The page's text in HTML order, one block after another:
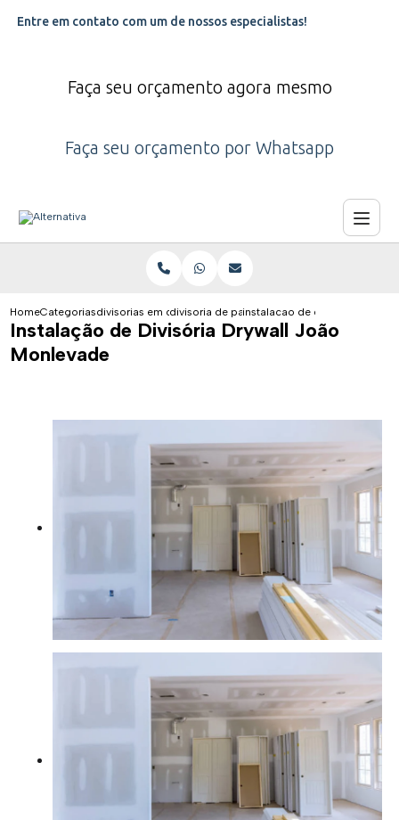
Entre em contato com um de nossos especialistas!
Faça seu orçamento agora mesmo
Faça seu orçamento por Whatsapp
HomeCategoriasdivisorias em drywalldivisoria de parede com drywall
instalacao de divisoria
Instalação de Divisória Drywall João
Monlevade